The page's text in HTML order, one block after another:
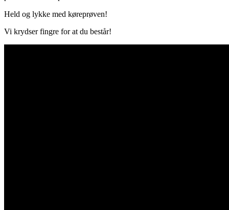
Held og lykke med køreprøven!
Vi krydser fingre for at du består!